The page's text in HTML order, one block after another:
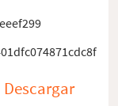
Descargar